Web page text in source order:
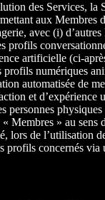
des Services, la
aux Membres
avec (i)
profils
artificielle (ci-
numériques
automatisée de
et d’expérience
personnes
Membres » au sens
lors de l’utilisation
profils concernés via